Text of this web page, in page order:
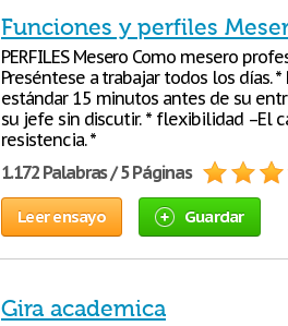
Funciones y perfiles
PERFILES Mesero Como mesero
Preséntese a trabajar todos los días.
estándar 15 minutos antes de su
su jefe sin discutir. * flexibilidad –El
resistencia. *
1.172 Palabras / 5 Páginas
Leer ensayo Guardar
Gira academica